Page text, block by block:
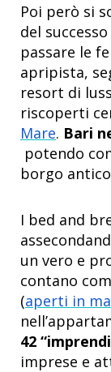
Poi però si
del
passare le
apripista,
resort di
riscoperti
Mare. Bari
potendo
borgo
I bed and
un vero e
contano
(aperti in
42
imprese e